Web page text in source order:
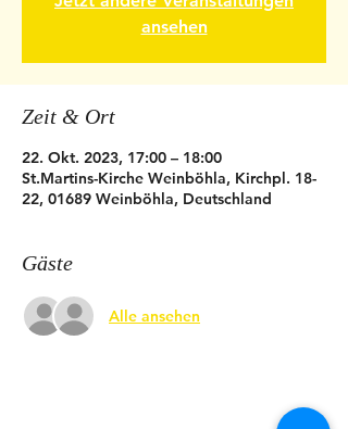
ansehen
Zeit & Ort
22. Okt. 2023, 17:00 – 18:00
St.Martins-Kirche Weinböhla, Kirchpl. 18-
22, 01689 Weinböhla, Deutschland
Gäste
Alle ansehen